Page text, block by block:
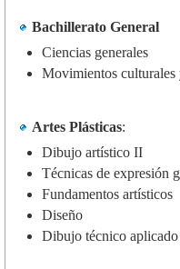
Bachillerato General
Ciencias
Movimientos culturales
Artes Plásticas:
Dibujo
Técnicas de expresión
Fundamentos artísticos
Diseño
Dibujo técnico